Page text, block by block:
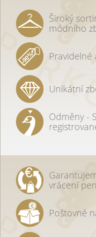
Široký
módního
Pravidelné
Unikátní
Odměny -
vrácení
Poštovné